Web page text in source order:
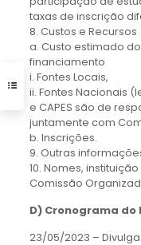
taxas de inscrição
8. Custos e Recursos
a. Custo estimado
financiamento
i. Fontes Locais,
ii. Fontes Nacionais
e CAPES são de
juntamente com
b. Inscrições.
9. Outras
10. Nomes,
Comissão
D) Cronograma do
23/05/2023 –